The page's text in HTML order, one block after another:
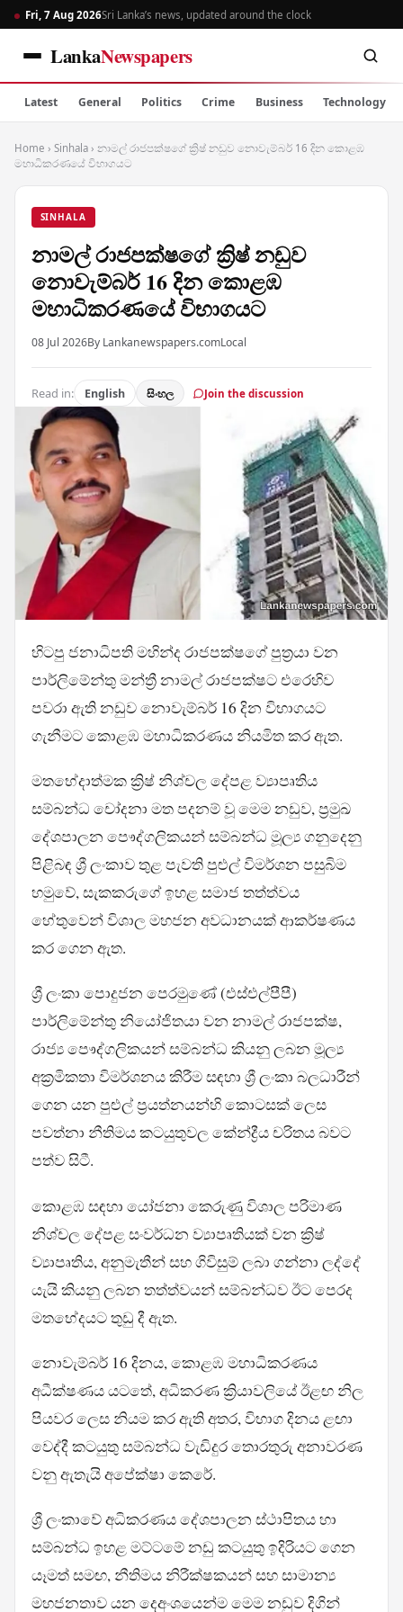
Fri, 7 Aug 2026Sri Lanka’s news, updated around the clock
LankaNewspapers
Latest General Politics Crime Business Technology
Home › Sinhala › නාමල් රාජපක්ෂගේ ක්‍රිෂ් නඩුව නොවැම්බර් 16 දින කොළඹ
මහාධිකරණයේ විභාගයට
SINHALA
නාමල් රාජපක්ෂගේ ක්‍රිෂ් නඩුව
නොවැම්බර් 16 දින කොළඹ
මහාධිකරණයේ විභාගයට
08 Jul 2026By Lankanewspapers.comLocal
Read in: English සිංහල Join the discussion
හිටපු ජනාධිපති මහින්ද රාජපක්ෂගේ පුත්‍රයා වන
පාර්ලිමේන්තු මන්ත්‍රී නාමල් රාජපක්ෂට එරෙහිව
පවරා ඇති නඩුව නොවැම්බර් 16 දින විභාගයට
ගැනීමට කොළඹ මහාධිකරණය නියමිත කර ඇත.
මතභේදාත්මක ක්‍රිෂ් නිශ්චල දේපළ ව්‍යාපෘතිය
සම්බන්ධ චෝදනා මත පදනම් වූ මෙම නඩුව, ප්‍රමුඛ
දේශපාලන පෞද්ගලිකයන් සම්බන්ධ මූල්‍ය ගනුදෙනු
පිළිබඳ ශ්‍රී ලංකාව තුළ පැවති පුළුල් විමර්ශන පසුබිම
හමුවේ, සැකකරුගේ ඉහළ සමාජ තත්ත්වය
හේතුවෙන් විශාල මහජන අවධානයක් ආකර්ෂණය
කර ගෙන ඇත.
ශ්‍රී ලංකා පොදුජන පෙරමුණේ (එස්එල්පීපී)
පාර්ලිමේන්තු නියෝජිතයා වන නාමල් රාජපක්ෂ,
රාජ්‍ය පෞද්ගලිකයන් සම්බන්ධ කියනු ලබන මූල්‍ය
අක්‍රමිකතා විමර්ශනය කිරීම සඳහා ශ්‍රී ලංකා බලධාරීන්
ගෙන යන පුළුල් ප්‍රයත්නයන්හි කොටසක් ලෙස
පවත්නා නීතිමය කටයුතුවල කේන්ද්‍රීය චරිතය බවට
පත්ව සිටී.
කොළඹ සඳහා යෝජනා කෙරුණු විශාල පරිමාණ
නිශ්චල දේපළ සංවර්ධන ව්‍යාපෘතියක් වන ක්‍රිෂ්
ව්‍යාපෘතිය, අනුමැතීන් සහ ගිවිසුම් ලබා ගන්නා ලද්දේ
යැයි කියනු ලබන තත්ත්වයන් සම්බන්ධව ඊට පෙරද
මතභේදයට තුඩු දී ඇත.
නොවැම්බර් 16 දිනය, කොළඹ මහාධිකරණය
අධීක්ෂණය යටතේ, අධිකරණ ක්‍රියාවලියේ ඊළඟ නිල
පියවර ලෙස නියම කර ඇති අතර, විභාග දිනය ළඟා
වෙද්දී කටයුතු සම්බන්ධ වැඩිදුර තොරතුරු අනාවරණ
වනු ඇතැයි අපේක්ෂා කෙරේ.
ශ්‍රී ලංකාවේ අධිකරණය දේශපාලන ස්ථාපිතය හා
සම්බන්ධ ඉහළ මට්ටමේ නඩු කටයුතු ඉදිරියට ගෙන
යෑමත් සමඟ, නීතිමය නිරීක්ෂකයන් සහ සාමාන්‍ය
මහජනතාව යන දෙඅංශයෙන්ම මෙම නඩුව දිගින්